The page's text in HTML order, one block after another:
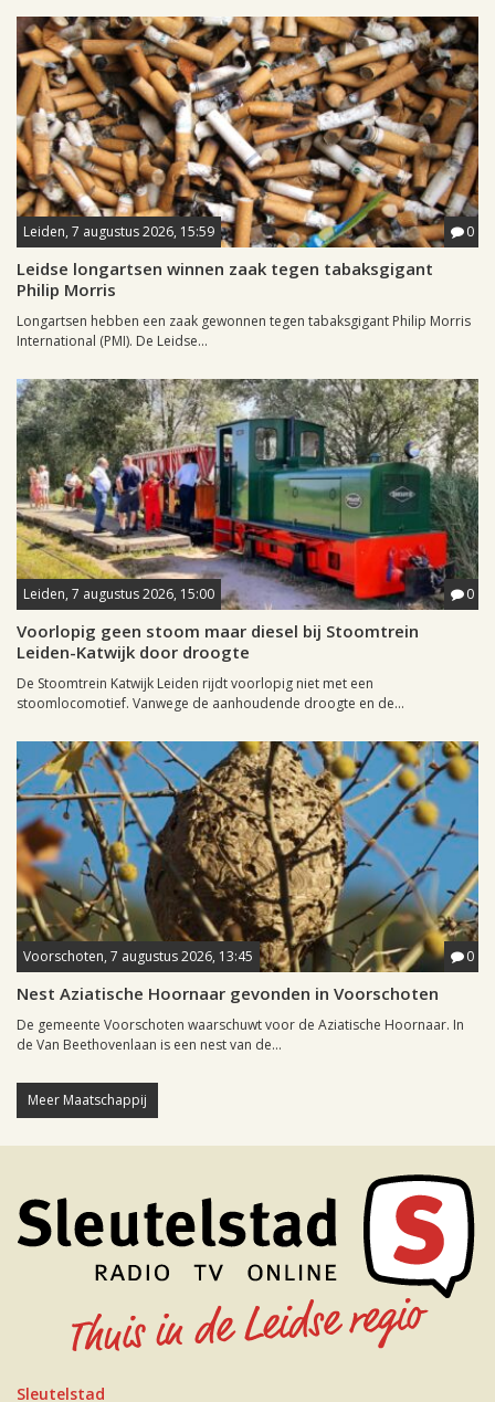
Leiden, 7 augustus 2026, 15:59 0
Leidse longartsen winnen zaak tegen tabaksgigant
Philip Morris
Longartsen hebben een zaak gewonnen tegen tabaksgigant Philip Morris
International (PMI). De Leidse...
Leiden, 7 augustus 2026, 15:00 0
Voorlopig geen stoom maar diesel bij Stoomtrein
Leiden-Katwijk door droogte
De Stoomtrein Katwijk Leiden rijdt voorlopig niet met een
stoomlocomotief. Vanwege de aanhoudende droogte en de...
Voorschoten, 7 augustus 2026, 13:45 0
Nest Aziatische Hoornaar gevonden in Voorschoten
De gemeente Voorschoten waarschuwt voor de Aziatische Hoornaar. In
de Van Beethovenlaan is een nest van de...
Meer Maatschappij
Sleutelstad